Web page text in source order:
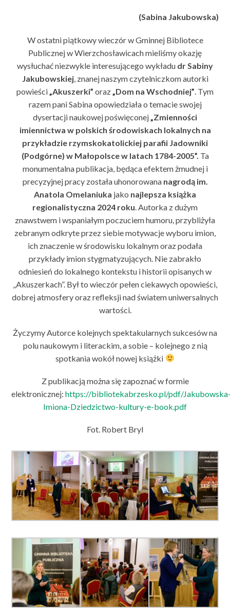
(Sabina Jakubowska)
W ostatni piątkowy wieczór w Gminnej Bibliotece
Publicznej w Wierzchosławicach mieliśmy okazję
wysłuchać niezwykle interesującego wykładu dr Sabiny
Jakubowskiej, znanej naszym czytelniczkom autorki
powieści „Akuszerki” oraz „Dom na Wschodniej” . Tym
razem pani Sabina opowiedziała o temacie swojej
dysertacji naukowej poświęconej „Zmienności
imiennictwa w polskich środowiskach lokalnych na
przykładzie rzymskokatolickiej parafii Jadowniki
(Podgórne) w Małopolsce w latach 1784-2005”. Ta
monumentalna publikacja, będąca efektem żmudnej i
precyzyjnej pracy została uhonorowana nagrodą im.
Anatola Omelaniuka jako najlepsza książka
regionalistyczna 2024 roku . Autorka z dużym
znawstwem i wspaniałym poczuciem humoru, przybliżyła
zebranym odkryte przez siebie motywacje wyboru imion,
ich znaczenie w środowisku lokalnym oraz podała
przykłady imion stygmatyzujących. Nie zabrakło
odniesień do lokalnego kontekstu i historii opisanych w
„Akuszerkach”. Był to wieczór pełen ciekawych opowieści,
dobrej atmosfery oraz refleksji nad światem uniwersalnych
wartości.
Życzymy Autorce kolejnych spektakularnych sukcesów na
polu naukowym i literackim, a sobie – kolejnego z nią
spotkania wokół nowej książki
Z publikacją można się zapoznać w formie
elektronicznej:https://bibliotekabrzesko.pl/pdf/
Imiona-Dziedzictwo-kultury-e-book.pdf
Fot. Robert Bryl